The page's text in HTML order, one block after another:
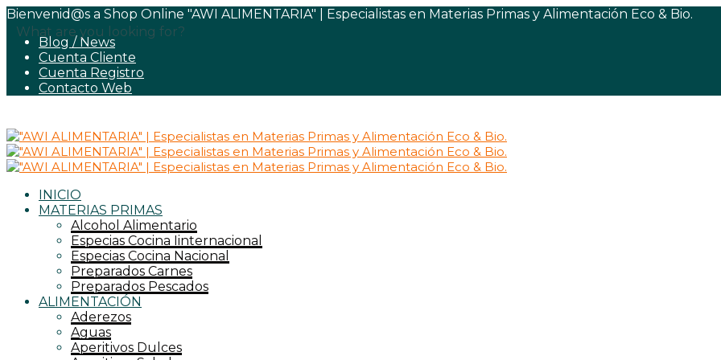
Bienvenid@s a Shop Online "AWI ALIMENTARIA" | Especialistas en Materias Primas y Alimentación Eco & Bio.
Blog / News
Cuenta Cliente
Cuenta Registro
Contacto Web
INICIO
MATERIAS PRIMAS
Alcohol Alimentario
Especias Cocina Iinternacional
Especias Cocina Nacional
Preparados Carnes
Preparados Pescados
ALIMENTACIÓN
Aderezos
Aguas
Aperitivos Dulces
What are you looking for?